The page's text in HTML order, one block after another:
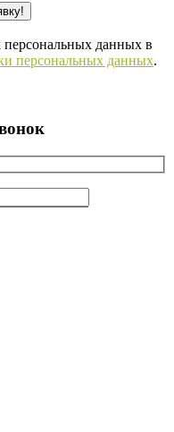
персональных данных в
персональных данных.